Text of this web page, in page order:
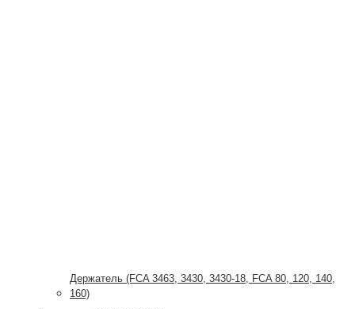
Держатель (FCA 3463, 3430, 3430-18, FCA 80, 120, 140,
160)